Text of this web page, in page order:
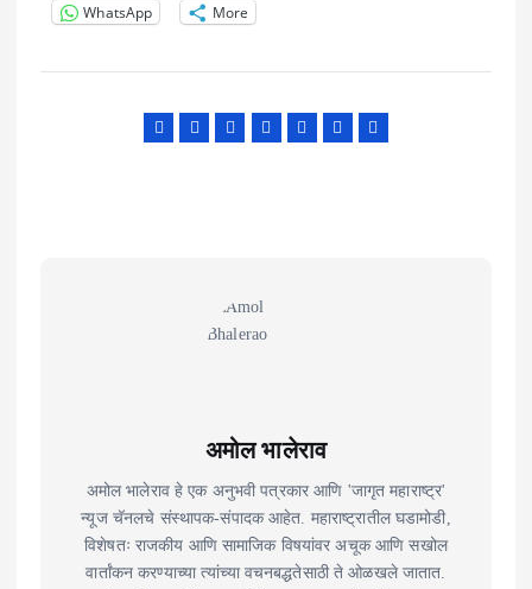
WhatsApp
More
अमोल भालेराव
अमोल भालेराव हे एक अनुभवी पत्रकार आणि 'जागृत महाराष्ट्र'
न्यूज चॅनलचे संस्थापक-संपादक आहेत. महाराष्ट्रातील घडामोडी,
विशेषतः राजकीय आणि सामाजिक विषयांवर अचूक आणि सखोल
वार्तांकन करण्याच्या त्यांच्या वचनबद्धतेसाठी ते ओळखले जातात.